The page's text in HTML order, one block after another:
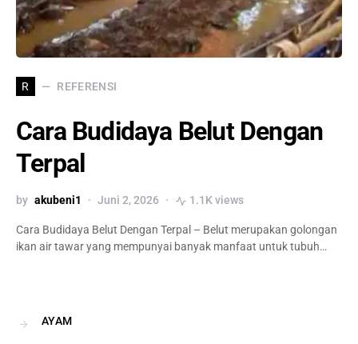
R REFERENSI
Cara Budidaya Belut Dengan
Terpal
by akubeni1 Juni 2, 2026 1.1K views
Cara Budidaya Belut Dengan Terpal – Belut merupakan golongan
ikan air tawar yang mempunyai banyak manfaat untuk tubuh…
AYAM